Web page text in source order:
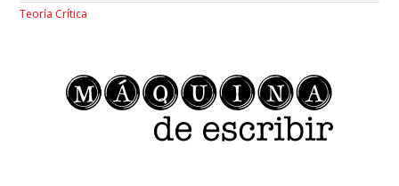
Teoría Crítica